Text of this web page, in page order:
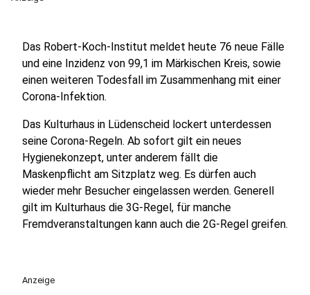
Das Robert-Koch-Institut meldet heute 76 neue Fälle
und eine Inzidenz von 99,1 im Märkischen Kreis, sowie
einen weiteren Todesfall im Zusammenhang mit einer
Corona-Infektion.
Das Kulturhaus in Lüdenscheid lockert unterdessen
seine Corona-Regeln. Ab sofort gilt ein neues
Hygienekonzept, unter anderem fällt die
Maskenpflicht am Sitzplatz weg. Es dürfen auch
wieder mehr Besucher eingelassen werden. Generell
gilt im Kulturhaus die 3G-Regel, für manche
Fremdveranstaltungen kann auch die 2G-Regel greifen.
Anzeige